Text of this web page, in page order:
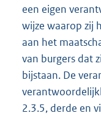
een eigen
wijze waarop zij
aan het
van burgers dat
bijstaan. De
2.3.5, derde en